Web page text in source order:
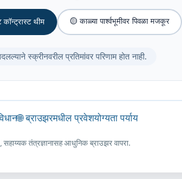
कॉन्ट्रास्ट थीम 🟡 काळ्या पार्श्वभूमीवर पिवळा मजकूर
स्क्रीनवरील प्रतिमांवर परिणाम होत नाही.
🌐 ब्राउझरमधील प्रवेशयोग्यता पर्याय
सहाय्यक तंत्रज्ञानासह आधुनिक ब्राउझर वापरा.